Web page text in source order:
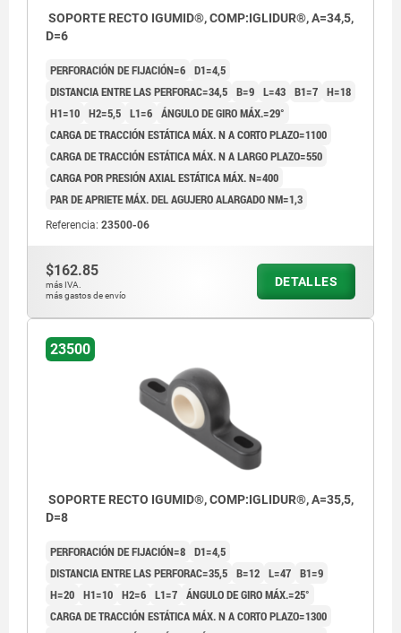
SOPORTE RECTO IGUMID®, COMP:IGLIDUR®, A=34,5,
D=6
PERFORACIÓN DE FIJACIÓN=6 D1=4,5
DISTANCIA ENTRE LAS PERFORAC=34,5 B=9 L=43 B1=7 H=18
H1=10 H2=5,5 L1=6 ÁNGULO DE GIRO MÁX.=29°
CARGA DE TRACCIÓN ESTÁTICA MÁX. N A CORTO PLAZO=1100
CARGA DE TRACCIÓN ESTÁTICA MÁX. N A LARGO PLAZO=550
CARGA POR PRESIÓN AXIAL ESTÁTICA MÁX. N=400
PAR DE APRIETE MÁX. DEL AGUJERO ALARGADO NM=1,3
Referencia: 23500-06
$162.85
más IVA.
más gastos de envío
DETALLES
23500
SOPORTE RECTO IGUMID®, COMP:IGLIDUR®, A=35,5,
D=8
PERFORACIÓN DE FIJACIÓN=8 D1=4,5
DISTANCIA ENTRE LAS PERFORAC=35,5 B=12 L=47 B1=9
H=20 H1=10 H2=6 L1=7 ÁNGULO DE GIRO MÁX.=25°
CARGA DE TRACCIÓN ESTÁTICA MÁX. N A CORTO PLAZO=1300